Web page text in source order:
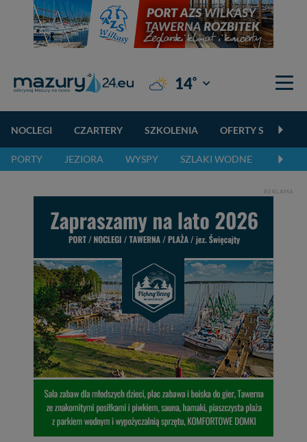
14° Giżycko
NOCLEGI CZARTERY SZKOLENIA OFERTY
PORTY JEZIORA WYSPY SZLAKI WODNE
REKLAMA